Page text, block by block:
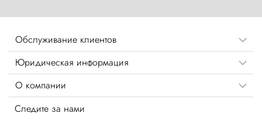
Обслуживание клиентов
Юридическая информация
О компании
Следите за нами